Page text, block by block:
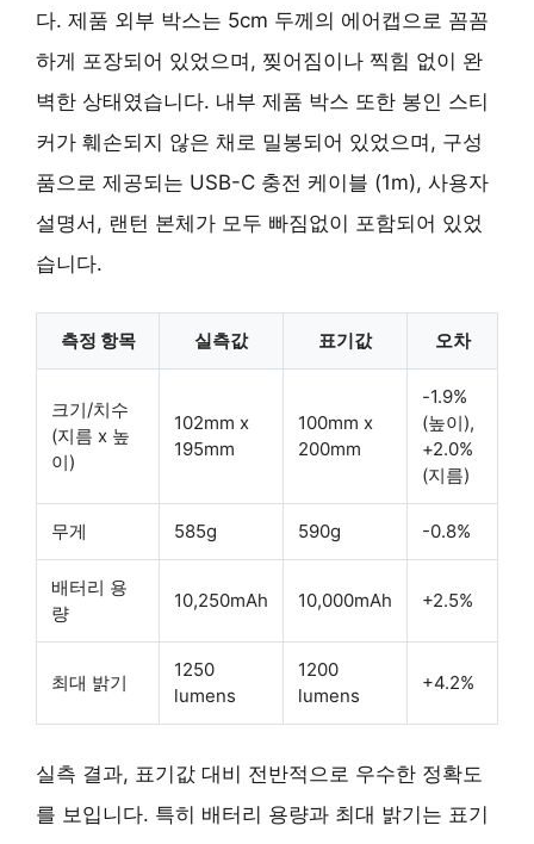
다. 제품 외부 박스는 5cm 두께의 에어캡으로 꼼꼼
하게 포장되어 있었으며, 찢어짐이나 찍힘 없이 완
벽한 상태였습니다. 내부 제품 박스 또한 봉인 스티
커가 훼손되지 않은 채로 밀봉되어 있었으며, 구성
품으로 제공되는 USB-C 충전 케이블 (1m), 사용자
설명서, 랜턴 본체가 모두 빠짐없이 포함되어 있었
습니다.
측정 항목 실측값 표기값 오차
크기/치수
(지름 x 높
이)
102mm x
195mm
100mm x
200mm
-1.9%
(높이),
+2.0%
(지름)
무게 585g 590g -0.8%
배터리 용
량
10,250mAh 10,000mAh +2.5%
최대 밝기
1250
lumens
1200
lumens
+4.2%
실측 결과, 표기값 대비 전반적으로 우수한 정확도
를 보입니다. 특히 배터리 용량과 최대 밝기는 표기